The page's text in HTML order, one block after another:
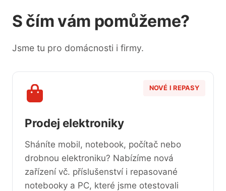
S čím vám pomůžeme?
Jsme tu pro domácnosti i firmy.
NOVÉ I REPASY
Prodej elektroniky
Sháníte mobil, notebook, počítač nebo
drobnou elektroniku? Nabízíme nová
zařízení vč. příslušenství i repasované
notebooky a PC, které jsme otestovali